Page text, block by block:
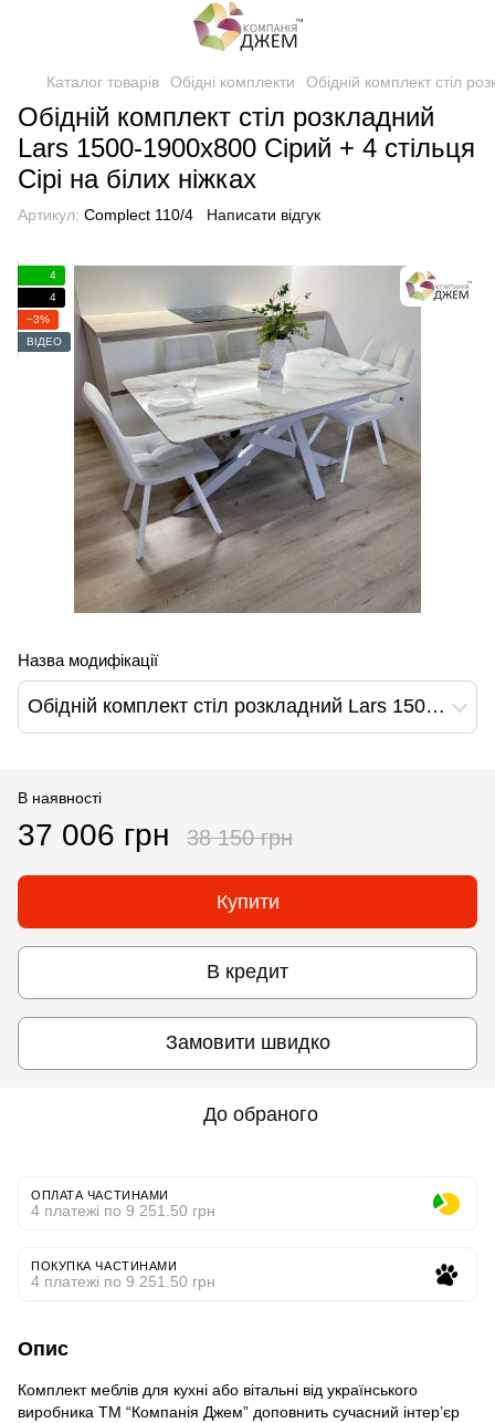
Каталог товарів Обідні комплекти Обідній комплект стіл
Обідній комплект стіл розкладний
Lars 1500-1900х800 Сірий + 4 стільця
Сірі на білих ніжках
Артикул: Complect 110/4 Написати відгук
4
4
−3%
ВІДЕО
Назва модифікації
Обідній комплект стіл розкладний Lars 1500-1900х800 Сірий + 4 стільця Сірі на білих ніжках
В наявності
37 006 грн 38 150 грн
Купити
В кредит
Замовити швидко
До обраного
ОПЛАТА ЧАСТИНАМИ
4 платежі по 9 251.50 грн
ПОКУПКА ЧАСТИНАМИ
4 платежі по 9 251.50 грн
Опис
Комплект меблів для кухні або вітальні від українського
виробника ТМ “Компанія Джем” доповнить сучасний інтер’єр